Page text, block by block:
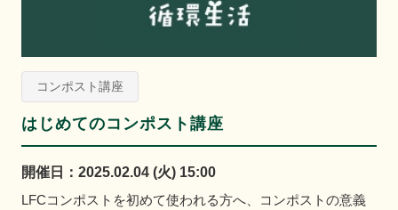
コンポスト講座
はじめてのコンポスト講座
開催日：2025.02.04 (火) 15:00
LFCコンポストを初めて使われる方へ、コンポストの意義